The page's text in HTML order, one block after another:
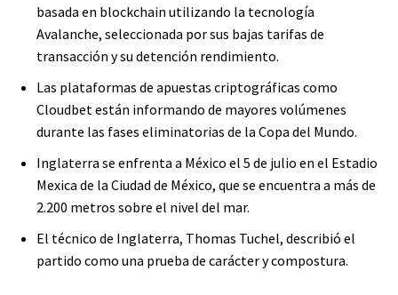
basada en blockchain utilizando la tecnología
Avalanche, seleccionada por sus bajas tarifas de
transacción y su detención rendimiento.
Las plataformas de apuestas criptográficas como
Cloudbet están informando de mayores volúmenes
durante las fases eliminatorias de la Copa del Mundo.
Inglaterra se enfrenta a México el 5 de julio en el Estadio
Mexica de la Ciudad de México, que se encuentra a más de
2.200 metros sobre el nivel del mar.
El técnico de Inglaterra, Thomas Tuchel, describió el
partido como una prueba de carácter y compostura.